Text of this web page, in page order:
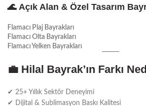
🌊 Açık Alan & Özel Tasarım
Flamacı Plaj Bayrakları
Flamacı Olta Bayrakları
Flamacı Yelken Bayrakları
💼 Hilal Bayrak’ın Farkı
✔ 25+ Yıllık Sektör Deneyimi
✔ Dijital & Sublimasyon Baskı Kalitesi